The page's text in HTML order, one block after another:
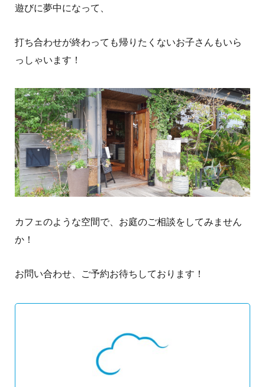
遊びに夢中になって、
打ち合わせが終わっても帰りたくないお子さんもいら
っしゃいます！
カフェのような空間で、お庭のご相談をしてみません
か！
お問い合わせ、ご予約お待ちしております！